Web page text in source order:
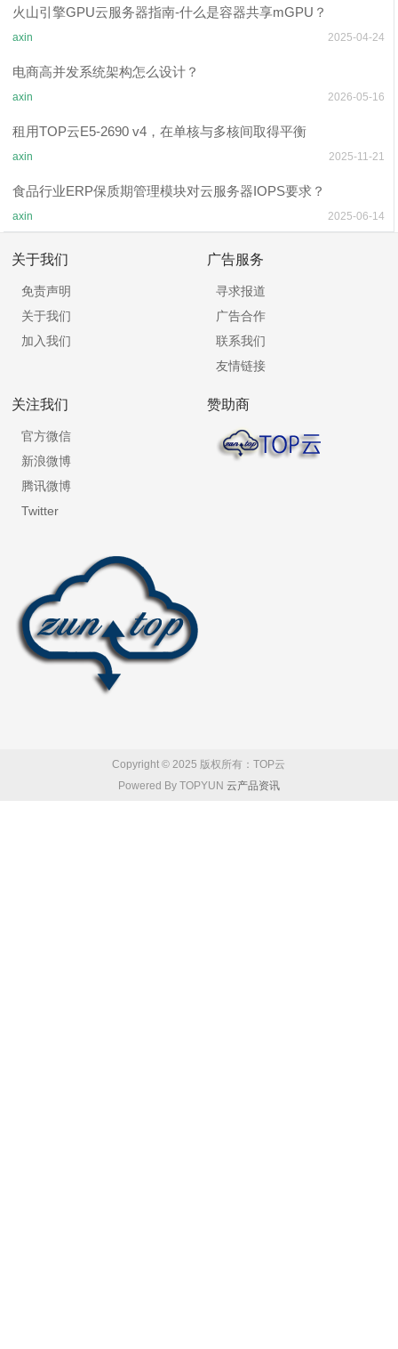
火山引擎GPU云服务器指南-什么是容器共享mGPU？
axin 2025-04-24
电商高并发系统架构怎么设计？
axin 2026-05-16
租用TOP云E5-2690 v4，在单核与多核间取得平衡
axin 2025-11-21
食品行业ERP保质期管理模块对云服务器IOPS要求？
axin 2025-06-14
关于我们
免责声明
关于我们
加入我们
广告服务
寻求报道
广告合作
联系我们
友情链接
关注我们
官方微信
新浪微博
腾讯微博
Twitter
赞助商
Copyright © 2025 版权所有：TOP云
Powered By TOPYUN 云产品资讯